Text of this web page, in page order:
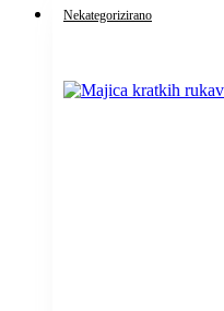
Nekategorizirano